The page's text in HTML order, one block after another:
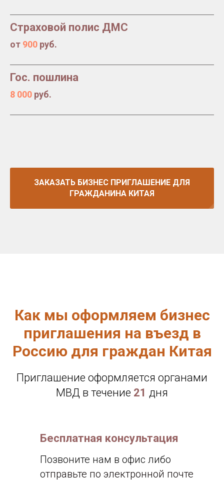
Страховой полис ДМС
от 900 руб.
Гос. пошлина
8 000 руб.
ЗАКАЗАТЬ БИЗНЕС ПРИГЛАШЕНИЕ ДЛЯ
ГРАЖДАНИНА КИТАЯ
Как мы оформляем бизнес
приглашения на въезд в
Россию для граждан Китая
Приглашение оформляется органами
МВД в течение 21 дня
Бесплатная консультация
Позвоните нам в офис либо
отправьте по электронной почте